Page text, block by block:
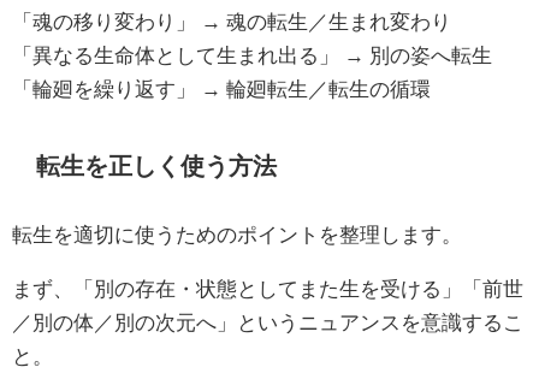
「魂の移り変わり」 → 魂の転生／生まれ変わり
「異なる生命体として生まれ出る」 → 別の姿へ転生
「輪廻を繰り返す」 → 輪廻転生／転生の循環
転生を正しく使う方法
転生を適切に使うためのポイントを整理します。
まず、「別の存在・状態としてまた生を受ける」「前世
／別の体／別の次元へ」というニュアンスを意識するこ
と。